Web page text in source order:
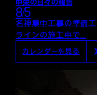
中栄の日々の報告
85
名神集中工事の準備
ラインの施工中で…
カレンダーを見る